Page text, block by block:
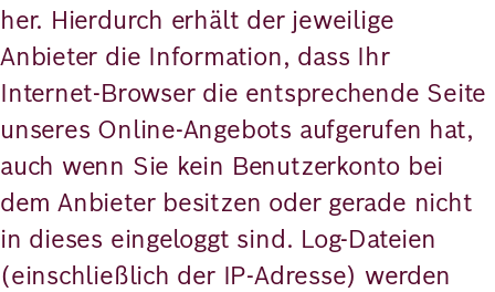
her. Hierdurch erhält der jeweilige
Anbieter die Information, dass Ihr
Internet-Browser die entsprechende Seite
unseres Online-Angebots aufgerufen hat,
auch wenn Sie kein Benutzerkonto bei
dem Anbieter besitzen oder gerade nicht
in dieses eingeloggt sind. Log-Dateien
(einschließlich der IP-Adresse) werden